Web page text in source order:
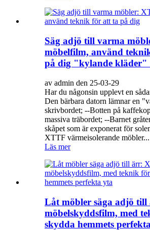
Säg adjö till varma
möbelfilm, använd
på dig "kylande kläder"
av admin den 25-03-29
Har du någonsin upplevt en
Den bärbara datorn lämnar en
skrivbordet; --Botten på
massiva träbordet; --Barnet
skåpet som är exponerat för
XTTF värmeisolerande möbler...
Läs mer
Låt möbler säga adjö
möbelskyddsfilm, med
skydda hemmets